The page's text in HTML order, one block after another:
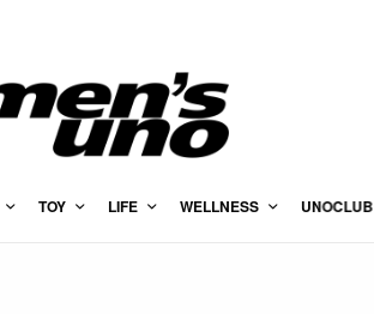
TOY LIFE WELLNESS UNOCLUB